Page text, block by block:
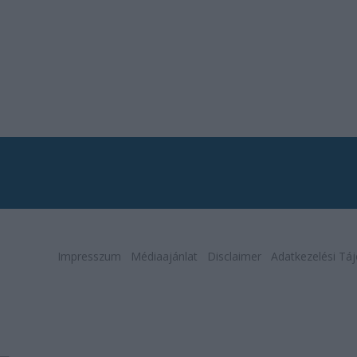
Impresszum Médiaajánlat Disclaimer Adatkezelési